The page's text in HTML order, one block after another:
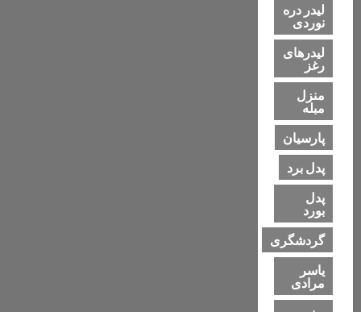
لیدر دره
نوردی
لیدرهای
رغز
منزل
مبله
پارسیان
پدل برد
پدل
بورد
گردشگری
یاسر
مرادی